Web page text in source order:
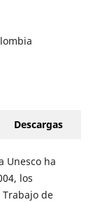
Descargas
Unesco ha
los
de